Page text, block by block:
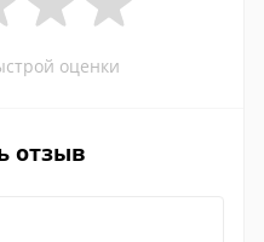
оценки
отзыв